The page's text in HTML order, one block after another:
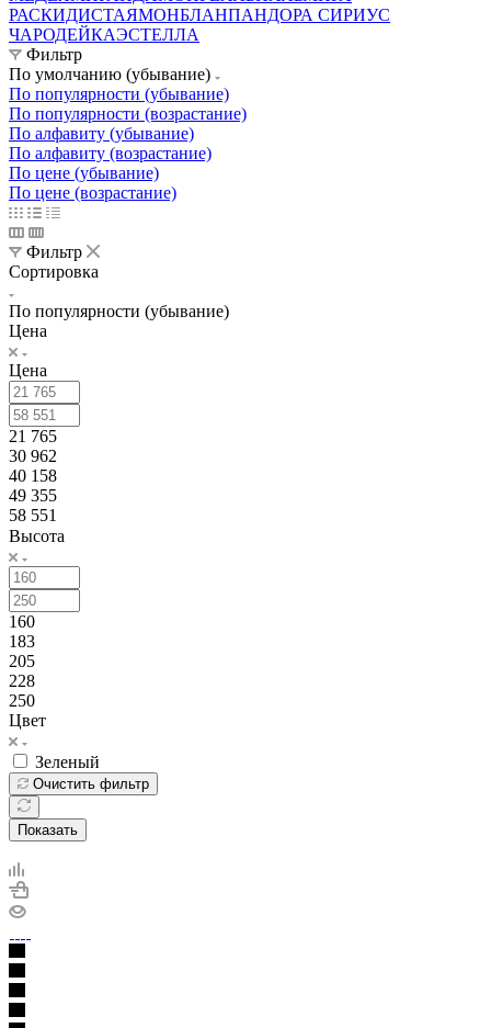
РАСКИДИСТАЯМОНБЛАНПАНДОРА СИРИУС
ЧАРОДЕЙКАЭСТЕЛЛА
Фильтр
По умолчанию (убывание)
По популярности (убывание)
По популярности (возрастание)
По алфавиту (убывание)
По алфавиту (возрастание)
По цене (убывание)
По цене (возрастание)
Фильтр
Сортировка
По популярности (убывание)
Цена
Цена
21 765
30 962
40 158
49 355
58 551
Высота
160
183
205
228
250
Цвет
Зеленый
Очистить фильтр
Показать